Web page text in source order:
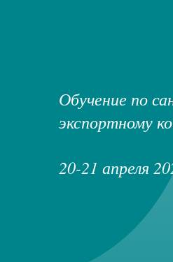
Обучение по
экспортному
20-21 апреля